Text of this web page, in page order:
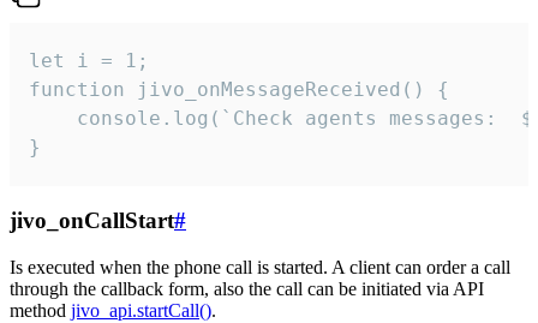
let i = 1;
function jivo_onMessageReceived() {
}
jivo_onCallStart#
Is executed when the phone call is started. A client can order a call
through the callback form, also the call can be initiated via API
method jivo_api.startCall().